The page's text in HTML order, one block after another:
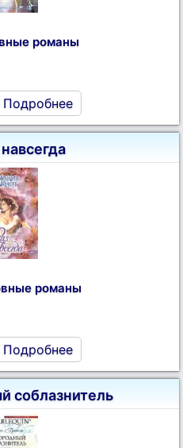
романы
Подробнее
романы
Подробнее
соблазнитель